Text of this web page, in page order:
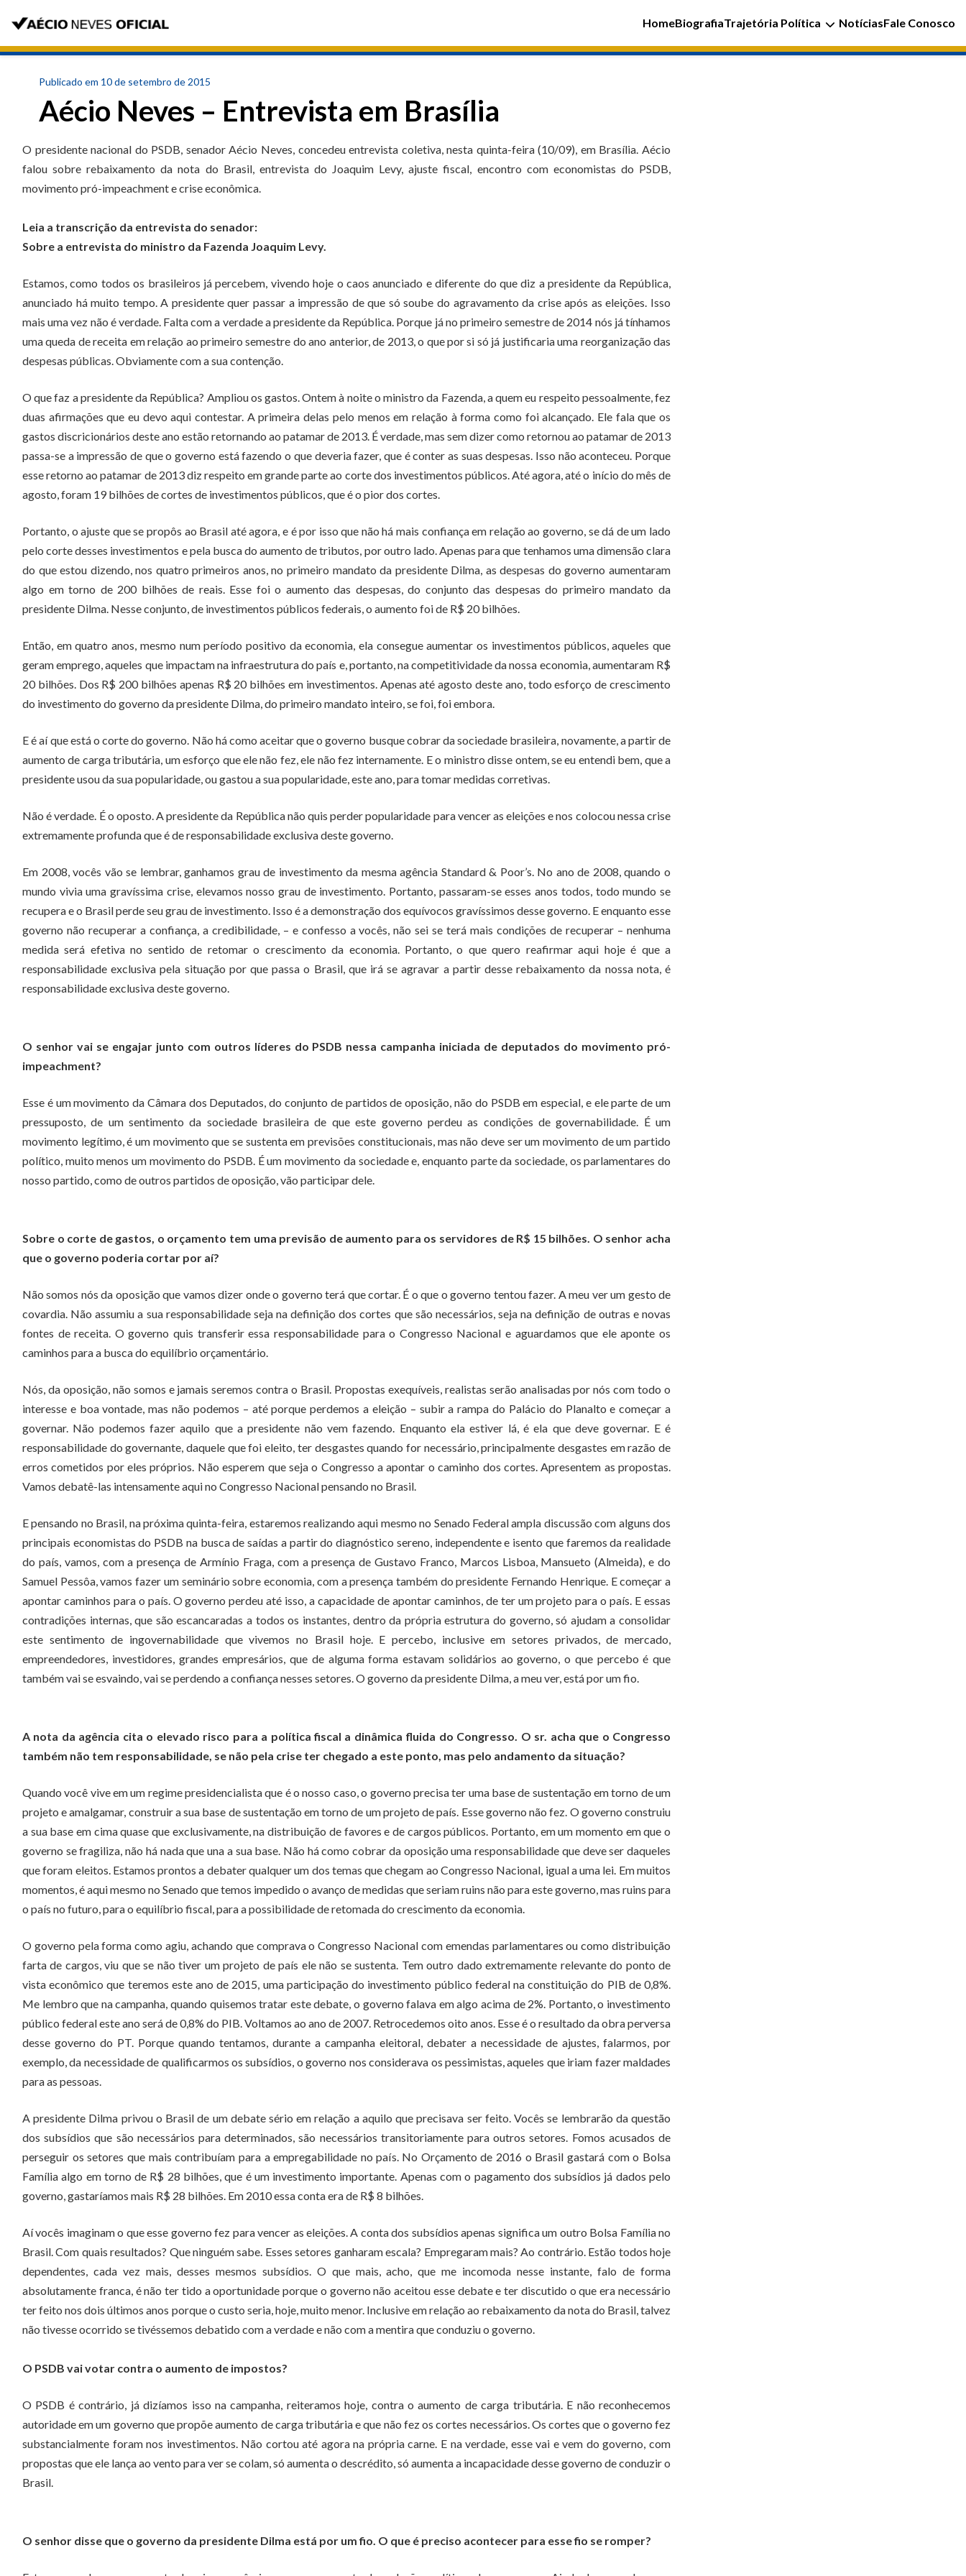
HomeBiografiaTrajetória Política NotíciasFale Conosco
Publicado em 10 de setembro de 2015
Aécio Neves – Entrevista em Brasília
O presidente nacional do PSDB, senador Aécio Neves, concedeu entrevista coletiva, nesta quinta-feira (10/09), em Brasília. Aécio
falou sobre rebaixamento da nota do Brasil, entrevista do Joaquim Levy, ajuste fiscal, encontro com economistas do PSDB,
movimento pró-impeachment e crise econômica.
Leia a transcrição da entrevista do senador:
Sobre a entrevista do ministro da Fazenda Joaquim Levy.
Estamos, como todos os brasileiros já percebem, vivendo hoje o caos anunciado e diferente do que diz a presidente da República,
anunciado há muito tempo. A presidente quer passar a impressão de que só soube do agravamento da crise após as eleições. Isso
mais uma vez não é verdade. Falta com a verdade a presidente da República. Porque já no primeiro semestre de 2014 nós já tínhamos
uma queda de receita em relação ao primeiro semestre do ano anterior, de 2013, o que por si só já justificaria uma reorganização das
despesas públicas. Obviamente com a sua contenção.
O que faz a presidente da República? Ampliou os gastos. Ontem à noite o ministro da Fazenda, a quem eu respeito pessoalmente, fez
duas afirmações que eu devo aqui contestar. A primeira delas pelo menos em relação à forma como foi alcançado. Ele fala que os
gastos discricionários deste ano estão retornando ao patamar de 2013. É verdade, mas sem dizer como retornou ao patamar de 2013
passa-se a impressão de que o governo está fazendo o que deveria fazer, que é conter as suas despesas. Isso não aconteceu. Porque
esse retorno ao patamar de 2013 diz respeito em grande parte ao corte dos investimentos públicos. Até agora, até o início do mês de
agosto, foram 19 bilhões de cortes de investimentos públicos, que é o pior dos cortes.
Portanto, o ajuste que se propôs ao Brasil até agora, e é por isso que não há mais confiança em relação ao governo, se dá de um lado
pelo corte desses investimentos e pela busca do aumento de tributos, por outro lado. Apenas para que tenhamos uma dimensão clara
do que estou dizendo, nos quatro primeiros anos, no primeiro mandato da presidente Dilma, as despesas do governo aumentaram
algo em torno de 200 bilhões de reais. Esse foi o aumento das despesas, do conjunto das despesas do primeiro mandato da
presidente Dilma. Nesse conjunto, de investimentos públicos federais, o aumento foi de R$ 20 bilhões.
Então, em quatro anos, mesmo num período positivo da economia, ela consegue aumentar os investimentos públicos, aqueles que
geram emprego, aqueles que impactam na infraestrutura do país e, portanto, na competitividade da nossa economia, aumentaram R$
20 bilhões. Dos R$ 200 bilhões apenas R$ 20 bilhões em investimentos. Apenas até agosto deste ano, todo esforço de crescimento
do investimento do governo da presidente Dilma, do primeiro mandato inteiro, se foi, foi embora.
E é aí que está o corte do governo. Não há como aceitar que o governo busque cobrar da sociedade brasileira, novamente, a partir de
aumento de carga tributária, um esforço que ele não fez, ele não fez internamente. E o ministro disse ontem, se eu entendi bem, que a
presidente usou da sua popularidade, ou gastou a sua popularidade, este ano, para tomar medidas corretivas.
Não é verdade. É o oposto. A presidente da República não quis perder popularidade para vencer as eleições e nos colocou nessa crise
extremamente profunda que é de responsabilidade exclusiva deste governo.
Em 2008, vocês vão se lembrar, ganhamos grau de investimento da mesma agência Standard & Poor’s. No ano de 2008, quando o
mundo vivia uma gravíssima crise, elevamos nosso grau de investimento. Portanto, passaram-se esses anos todos, todo mundo se
recupera e o Brasil perde seu grau de investimento. Isso é a demonstração dos equívocos gravíssimos desse governo. E enquanto esse
governo não recuperar a confiança, a credibilidade, – e confesso a vocês, não sei se terá mais condições de recuperar – nenhuma
medida será efetiva no sentido de retomar o crescimento da economia. Portanto, o que quero reafirmar aqui hoje é que a
responsabilidade exclusiva pela situação por que passa o Brasil, que irá se agravar a partir desse rebaixamento da nossa nota, é
responsabilidade exclusiva deste governo.
O senhor vai se engajar junto com outros líderes do PSDB nessa campanha iniciada de deputados do movimento pró-
impeachment?
Esse é um movimento da Câmara dos Deputados, do conjunto de partidos de oposição, não do PSDB em especial, e ele parte de um
pressuposto, de um sentimento da sociedade brasileira de que este governo perdeu as condições de governabilidade. É um
movimento legítimo, é um movimento que se sustenta em previsões constitucionais, mas não deve ser um movimento de um partido
político, muito menos um movimento do PSDB. É um movimento da sociedade e, enquanto parte da sociedade, os parlamentares do
nosso partido, como de outros partidos de oposição, vão participar dele.
Sobre o corte de gastos, o orçamento tem uma previsão de aumento para os servidores de R$ 15 bilhões. O senhor acha
que o governo poderia cortar por aí?
Não somos nós da oposição que vamos dizer onde o governo terá que cortar. É o que o governo tentou fazer. A meu ver um gesto de
covardia. Não assumiu a sua responsabilidade seja na definição dos cortes que são necessários, seja na definição de outras e novas
fontes de receita. O governo quis transferir essa responsabilidade para o Congresso Nacional e aguardamos que ele aponte os
caminhos para a busca do equilíbrio orçamentário.
Nós, da oposição, não somos e jamais seremos contra o Brasil. Propostas exequíveis, realistas serão analisadas por nós com todo o
interesse e boa vontade, mas não podemos – até porque perdemos a eleição – subir a rampa do Palácio do Planalto e começar a
governar. Não podemos fazer aquilo que a presidente não vem fazendo. Enquanto ela estiver lá, é ela que deve governar. E é
responsabilidade do governante, daquele que foi eleito, ter desgastes quando for necessário, principalmente desgastes em razão de
erros cometidos por eles próprios. Não esperem que seja o Congresso a apontar o caminho dos cortes. Apresentem as propostas.
Vamos debatê-las intensamente aqui no Congresso Nacional pensando no Brasil.
E pensando no Brasil, na próxima quinta-feira, estaremos realizando aqui mesmo no Senado Federal ampla discussão com alguns dos
principais economistas do PSDB na busca de saídas a partir do diagnóstico sereno, independente e isento que faremos da realidade
do país, vamos, com a presença de Armínio Fraga, com a presença de Gustavo Franco, Marcos Lisboa, Mansueto (Almeida), e do
Samuel Pessôa, vamos fazer um seminário sobre economia, com a presença também do presidente Fernando Henrique. E começar a
apontar caminhos para o país. O governo perdeu até isso, a capacidade de apontar caminhos, de ter um projeto para o país. E essas
contradições internas, que são escancaradas a todos os instantes, dentro da própria estrutura do governo, só ajudam a consolidar
este sentimento de ingovernabilidade que vivemos no Brasil hoje. E percebo, inclusive em setores privados, de mercado,
empreendedores, investidores, grandes empresários, que de alguma forma estavam solidários ao governo, o que percebo é que
também vai se esvaindo, vai se perdendo a confiança nesses setores. O governo da presidente Dilma, a meu ver, está por um fio.
A nota da agência cita o elevado risco para a política fiscal a dinâmica fluida do Congresso. O sr. acha que o Congresso
também não tem responsabilidade, se não pela crise ter chegado a este ponto, mas pelo andamento da situação?
Quando você vive em um regime presidencialista que é o nosso caso, o governo precisa ter uma base de sustentação em torno de um
projeto e amalgamar, construir a sua base de sustentação em torno de um projeto de país. Esse governo não fez. O governo construiu
a sua base em cima quase que exclusivamente, na distribuição de favores e de cargos públicos. Portanto, em um momento em que o
governo se fragiliza, não há nada que una a sua base. Não há como cobrar da oposição uma responsabilidade que deve ser daqueles
que foram eleitos. Estamos prontos a debater qualquer um dos temas que chegam ao Congresso Nacional, igual a uma lei. Em muitos
momentos, é aqui mesmo no Senado que temos impedido o avanço de medidas que seriam ruins não para este governo, mas ruins para
o país no futuro, para o equilíbrio fiscal, para a possibilidade de retomada do crescimento da economia.
O governo pela forma como agiu, achando que comprava o Congresso Nacional com emendas parlamentares ou como distribuição
farta de cargos, viu que se não tiver um projeto de país ele não se sustenta. Tem outro dado extremamente relevante do ponto de
vista econômico que teremos este ano de 2015, uma participação do investimento público federal na constituição do PIB de 0,8%.
Me lembro que na campanha, quando quisemos tratar este debate, o governo falava em algo acima de 2%. Portanto, o investimento
público federal este ano será de 0,8% do PIB. Voltamos ao ano de 2007. Retrocedemos oito anos. Esse é o resultado da obra perversa
desse governo do PT. Porque quando tentamos, durante a campanha eleitoral, debater a necessidade de ajustes, falarmos, por
exemplo, da necessidade de qualificarmos os subsídios, o governo nos considerava os pessimistas, aqueles que iriam fazer maldades
para as pessoas.
A presidente Dilma privou o Brasil de um debate sério em relação a aquilo que precisava ser feito. Vocês se lembrarão da questão
dos subsídios que são necessários para determinados, são necessários transitoriamente para outros setores. Fomos acusados de
perseguir os setores que mais contribuíam para a empregabilidade no país. No Orçamento de 2016 o Brasil gastará com o Bolsa
Família algo em torno de R$ 28 bilhões, que é um investimento importante. Apenas com o pagamento dos subsídios já dados pelo
governo, gastaríamos mais R$ 28 bilhões. Em 2010 essa conta era de R$ 8 bilhões.
Aí vocês imaginam o que esse governo fez para vencer as eleições. A conta dos subsídios apenas significa um outro Bolsa Família no
Brasil. Com quais resultados? Que ninguém sabe. Esses setores ganharam escala? Empregaram mais? Ao contrário. Estão todos hoje
dependentes, cada vez mais, desses mesmos subsídios. O que mais, acho, que me incomoda nesse instante, falo de forma
absolutamente franca, é não ter tido a oportunidade porque o governo não aceitou esse debate e ter discutido o que era necessário
ter feito nos dois últimos anos porque o custo seria, hoje, muito menor. Inclusive em relação ao rebaixamento da nota do Brasil, talvez
não tivesse ocorrido se tivéssemos debatido com a verdade e não com a mentira que conduziu o governo.
O PSDB vai votar contra o aumento de impostos?
O PSDB é contrário, já dizíamos isso na campanha, reiteramos hoje, contra o aumento de carga tributária. E não reconhecemos
autoridade em um governo que propõe aumento de carga tributária e que não fez os cortes necessários. Os cortes que o governo fez
substancialmente foram nos investimentos. Não cortou até agora na própria carne. E na verdade, esse vai e vem do governo, com
propostas que ele lança ao vento para ver se colam, só aumenta o descrédito, só aumenta a incapacidade desse governo de conduzir o
Brasil.
O senhor disse que o governo da presidente Dilma está por um fio. O que é preciso acontecer para esse fio se romper?